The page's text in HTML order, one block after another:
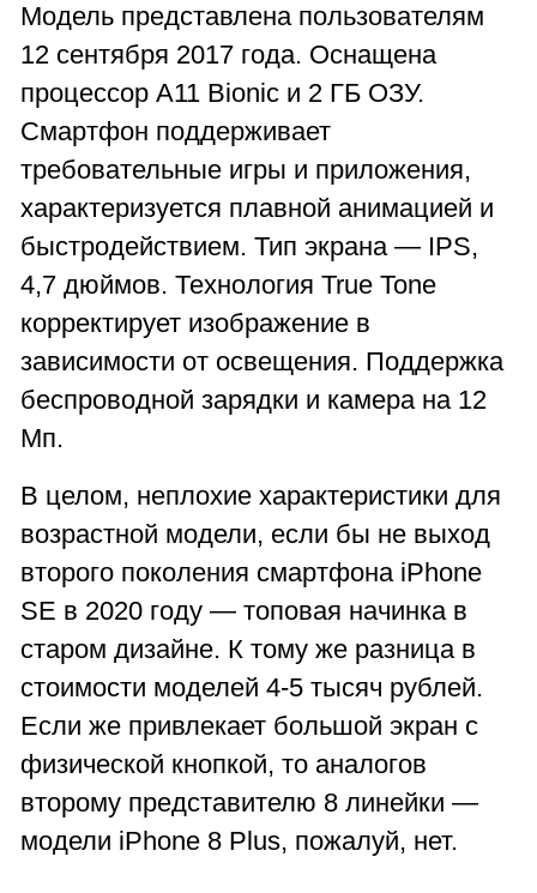
Модель представлена пользователям
12 сентября 2017 года. Оснащена
процессор A11 Bionic и 2 ГБ ОЗУ.
Смартфон поддерживает
требовательные игры и приложения,
характеризуется плавной анимацией и
быстродействием. Тип экрана — IPS,
4,7 дюймов. Технология True Tone
корректирует изображение в
зависимости от освещения. Поддержка
беспроводной зарядки и камера на 12
Мп.
В целом, неплохие характеристики для
возрастной модели, если бы не выход
второго поколения смартфона iPhone
SE в 2020 году — топовая начинка в
старом дизайне. К тому же разница в
стоимости моделей 4-5 тысяч рублей.
Если же привлекает большой экран с
физической кнопкой, то аналогов
второму представителю 8 линейки —
модели iPhone 8 Plus, пожалуй, нет.